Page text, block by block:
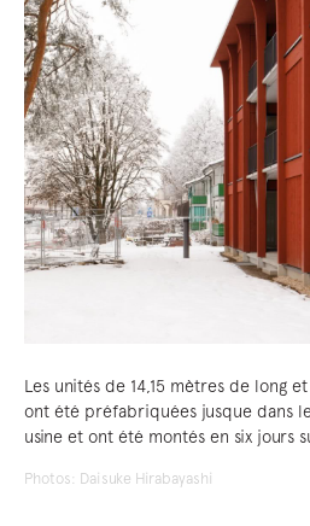
Les unités de 14,15 mètres de long
ont été préfabriquées jusque dans
usine et ont été montés en six jours
Photos: Daisuke Hirabayashi